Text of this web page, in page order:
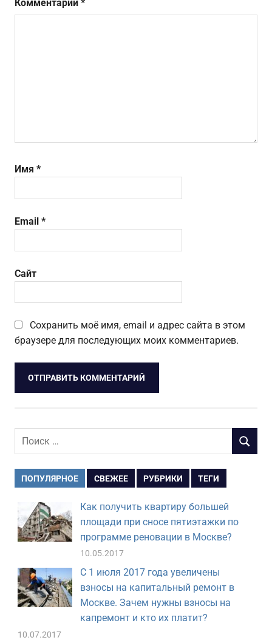
Комментарий *
Имя *
Email *
Сайт
Сохранить моё имя, email и адрес сайта в этом
браузере для последующих моих комментариев.
Поиск
ПОИСК
ПОПУЛЯРНОЕ СВЕЖЕЕ РУБРИКИ ТЕГИ
Как получить квартиру большей
площади при сносе пятиэтажки по
программе реновации в Москве?
10.05.2017
С 1 июля 2017 года увеличены
взносы на капитальный ремонт в
Москве. Зачем нужны взносы на
капремонт и кто их платит?
10.07.2017